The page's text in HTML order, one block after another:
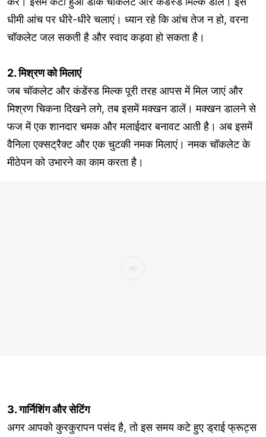
धीमी आंच पर धीरे-धीरे चलाएं। ध्यान रहे कि आंच तेज न हो, वरना
चॉकलेट जल सकती है और स्वाद कड़वा हो सकता है।
2. मिश्रण को मिलाएं
जब चॉकलेट और कंडेंस्ड मिल्क पूरी तरह आपस में मिल जाएं और
मिश्रण चिकना दिखने लगे, तब इसमें मक्खन डालें। मक्खन डालने से
फज में एक शानदार चमक और मलाईदार बनावट आती है। अब इसमें
वैनिला एक्सट्रैक्ट और एक चुटकी नमक मिलाएं। नमक चॉकलेट के
मीठेपन को उभारने का काम करता है।
3. गार्निशिंग और सेटिंग
अगर आपको कुरकुरापन पसंद है, तो इस समय कटे हुए ड्राई फ्रूट्स